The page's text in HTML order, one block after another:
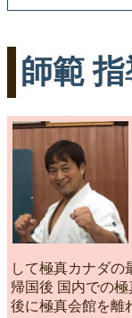
師範
して極真カナダの
帰国後 国内での
後に極真会館を離